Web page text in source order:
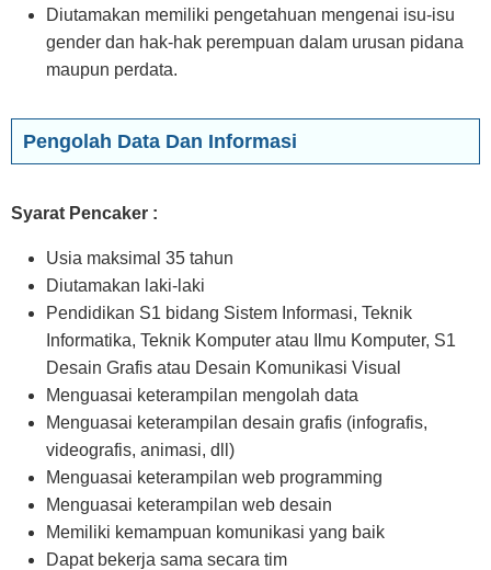
Diutamakan memiliki pengetahuan mengenai isu-isu
gender dan hak-hak perempuan dalam urusan pidana
maupun perdata.
Pengolah Data Dan Informasi
Syarat Pencaker :
Usia maksimal 35 tahun
Diutamakan laki-laki
Pendidikan S1 bidang Sistem Informasi, Teknik
Informatika, Teknik Komputer atau Ilmu Komputer, S1
Desain Grafis atau Desain Komunikasi Visual
Menguasai keterampilan mengolah data
Menguasai keterampilan desain grafis (infografis,
videografis, animasi, dll)
Menguasai keterampilan web programming
Menguasai keterampilan web desain
Memiliki kemampuan komunikasi yang baik
Dapat bekerja sama secara tim